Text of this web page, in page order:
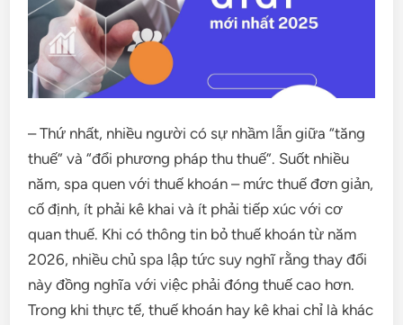
– Thứ nhất, nhiều người có sự nhầm lẫn giữa “tăng
thuế” và “đổi phương pháp thu thuế”. Suốt nhiều
năm, spa quen với thuế khoán – mức thuế đơn giản,
cố định, ít phải kê khai và ít phải tiếp xúc với cơ
quan thuế. Khi có thông tin bỏ thuế khoán từ năm
2026, nhiều chủ spa lập tức suy nghĩ rằng thay đổi
này đồng nghĩa với việc phải đóng thuế cao hơn.
Trong khi thực tế, thuế khoán hay kê khai chỉ là khác